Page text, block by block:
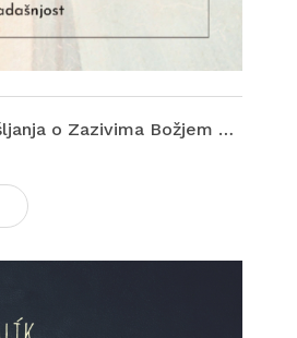
Teološka promišljanja o Zazivima Božjem milosrđu